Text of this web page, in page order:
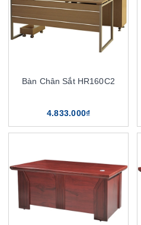
Bàn Chân Sắt HR160C2
4.833.000₫